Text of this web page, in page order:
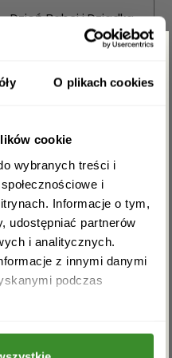
O plikach cookies
cookie
wybranych treści i
i
Informacje o tym,
udostępniać partnerów
i analitycznych.
z innymi danymi
podczas
Dzień Babci i Dziadka
Kosze kwiatowe
-5%
i zgarnij
zgodę na
osobowych